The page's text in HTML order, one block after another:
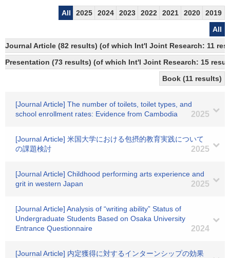
All 2025 2024 2023 2022 2021 2020
2019
All
Journal Article (82 results) (of which Int'l Joint Research: 11
Presentation (73 results) (of which Int'l Joint Research: 15
Book (11 results)
[Journal Article] The number of toilets, toilet types, and
school enrollment rates: Evidence from Cambodia
2025
[Journal Article] 米国大学における包摂的教育実践について
の課題検討
2025
[Journal Article] Childhood performing arts experience and
grit in western Japan
2025
[Journal Article] Analysis of “writing ability” Status of
Undergraduate Students Based on Osaka University
Entrance Questionnaire
2024
[Journal Article] 内定獲得に対するインターンシップの効果